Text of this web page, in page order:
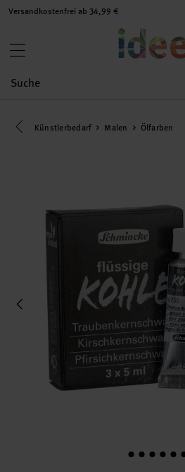
Versandkostenfrei ab 34,99 €
Eine Kategorie zurück navigieren
Künstlerbedarf Malen Ölfarben